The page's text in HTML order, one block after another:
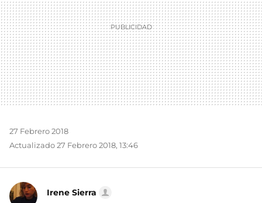
27 Febrero 2018
Actualizado 27 Febrero 2018, 13:46
Irene Sierra